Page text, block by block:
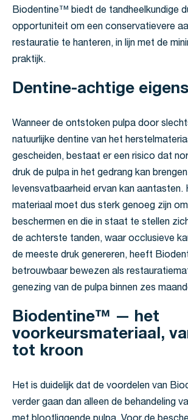
Biodentine™ biedt de tandheelkundige
opportuniteit om een conservatievere
restauratie te hanteren, in lijn met de
praktijk.
Dentine-achtige
Wanneer de ontstoken pulpa door
natuurlijke dentine van het
gescheiden, bestaat er een risico dat
druk de pulpa in het gedrang kan
levensvatbaarheid ervan kan aantasten.
materiaal moet dus sterk genoeg zijn
beschermen en die in staat te stellen
de achterste tanden, waar occlusieve
de meeste druk genereren, heeft
betrouwbaar bewezen als
genezing van de pulpa binnen zes
Biodentine™ — het
voorkeursmateriaal,
tot kroon
Het is duidelijk dat de voordelen van
verder gaan dan alleen de behandeling